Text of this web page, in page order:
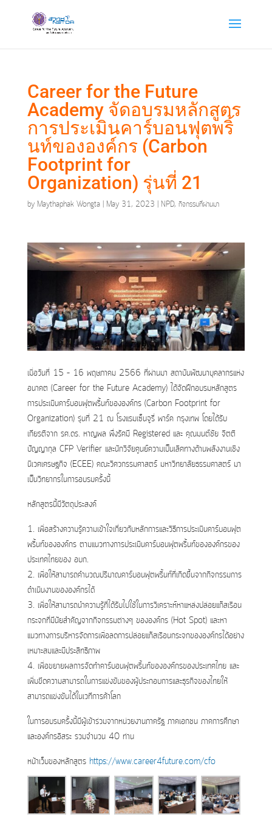
Career for the Future
Academy จัดอบรมหลักสูตร
การประเมินคาร์บอนฟุตพริ้
นท์ขององค์กร (Carbon
Footprint for
Organization) รุ่นที่ 21
by Maythaphak Wongta| May 31, 2023 | NPD, กิจกรรมที่ผ่านมา
เมื่อวันที่ 15 – 16 พฤษภาคม 2566 ที่ผ่านมา สถาบันพัฒนาบุคลากรแห่ง
อนาคต (Career for the Future Academy) ได้จัดฝึกอบรมหลักสูตร
การประเมินคาร์บอนฟุตพริ้นท์ขององค์กร (Carbon Footprint for
Organization) รุ่นที่ 21 ณ โรงแรมเซ็นจูรี่ พาร์ค กรุงเทพ โดยได้รับ
เกียรติจาก รศ.ดร. หาญพล พึ่งรัศมี Registered และ คุณมนต์ชัย จิตติ
ปัญญากุล CFP Verifier และนักวิจัยศูนย์ความเป็นเลิศทางด้านพลังงานเชิง
นิเวศเศรษฐกิจ (ECEE) คณะวิศวกรรมศาสตร์ มหาวิทยาลัยธรรมศาสตร์ มา
เป็นวิทยากรในการอบรมครั้งนี้
หลักสูตรนี้มีวัตถุประสงค์
1. เพื่อสร้างความรู้ความเข้าใจเกี่ยวกับหลักการและวิธีการประเมินคาร์บอนฟุต
พริ้นท์ขององค์กร ตามแนวทางการประเมินคาร์บอนฟุตพริ้นท์ขององค์กรของ
ประเทศไทยของ อบก.
2. เพื่อให้สามารถคำนวณปริมาณคาร์บอนฟุตพริ้นท์ที่เกิดขึ้นจากกิจกรรมการ
ดำเนินงานขององค์กรได้
3. เพื่อให้สามารถนำความรู้ที่ได้รับไปใช้ในการวิเคราะห์หาแหล่งปล่อยแก๊สเรือน
กระจกที่มีนัยสำคัญจากกิจกรรมต่างๆ ขององค์กร (Hot Spot) และหา
แนวทางการบริหารจัดการเพื่อลดการปล่อยแก๊สเรือนกระจกขององค์กรได้อย่าง
เหมาะสมและมีประสิทธิภาพ
4. เพื่อขยายผลการจัดทำคาร์บอนฟุตพริ้นท์ขององค์กรของประเทศไทย และ
เพิ่มขีดความสามารถในการแข่งขันของผู้ประกอบการและธุรกิจของไทยให้
สามารถแข่งขันได้ในเวทีการค้าโลก
ในการอบรมครั้งนี้มีผู้เข้าร่วมจากหน่วยงานภาครัฐ ภาคเอกชน ภาคการศึกษา
และองค์กรอิสระ รวมจำนวน 40 ท่าน
หน้าเว็บของหลักสูตร https://www.career4future.com/cfo